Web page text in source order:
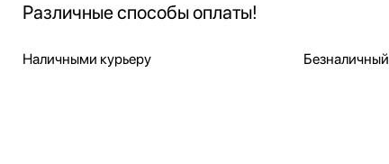
Различные способы оплаты!
Наличными курьеру